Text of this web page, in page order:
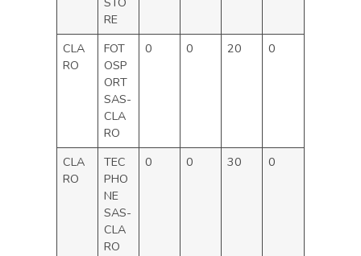
RE
CLA
RO
FOT
OSP
ORT
SAS-
CLA
RO
0 0 20 0
CLA
RO
TEC
PHO
NE
SAS-
CLA
RO
0 0 30 0